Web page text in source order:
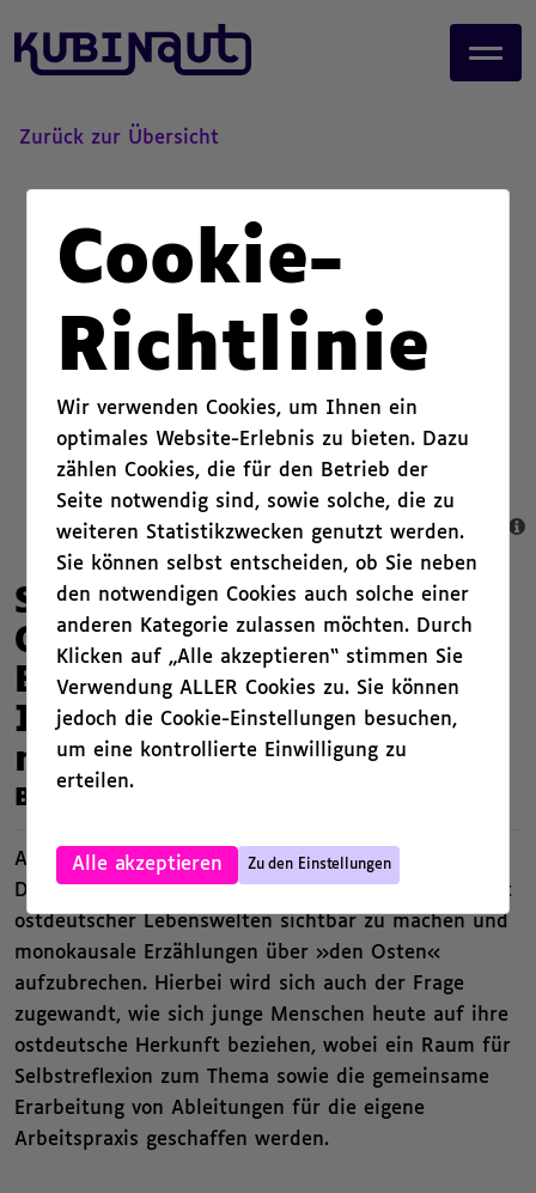
Cookie-
Richtlinie
Wir verwenden Cookies, um Ihnen ein
optimales Website-Erlebnis zu bieten. Dazu
zählen Cookies, die für den Betrieb der
Seite notwendig sind, sowie solche, die zu
weiteren Statistikzwecken genutzt werden.
Sie können selbst entscheiden, ob Sie neben
den notwendigen Cookies auch solche einer
anderen Kategorie zulassen möchten. Durch
Klicken auf „Alle akzeptieren“ stimmen Sie
Verwendung ALLER Cookies zu. Sie können
jedoch die Cookie-Einstellungen besuchen,
um eine kontrollierte Einwilligung zu
erteilen.
,
Alle akzeptieren Zu den Einstellungen
,
,
Zurück zur Übersicht
Simson, Sandmann,
Ostfluencer - Die
Bedeutung ostdeutscher
Identitäten in der Arbeit
mit jungen Menschen
Beschreibung
Ausgehend von einem kritischen Blick auf aktuelle
Diskurse zielt die Fortbildung darauf ab, die Vielfalt
ostdeutscher Lebenswelten sichtbar zu machen und
monokausale Erzählungen über »den Osten«
aufzubrechen. Hierbei wird sich auch der Frage
zugewandt, wie sich junge Menschen heute auf ihre
ostdeutsche Herkunft beziehen, wobei ein Raum für
Selbstreflexion zum Thema sowie die gemeinsame
Erarbeitung von Ableitungen für die eigene
Arbeitspraxis geschaffen werden.